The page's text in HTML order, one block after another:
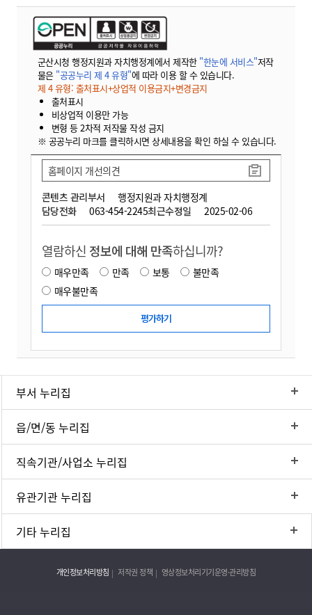
군산시청 행정지원과 자치행정계에서 제작한 "한눈에 서비스"저작
물은 "공공누리 제 4 유형"에 따라 이용 할 수 있습니다.
제 4 유형: 출처표시+상업적 이용금지+변경금지
출처표시
비상업적 이용만 가능
변형 등 2차적 저작물 작성 금지
※ 공공누리 마크를 클릭하시면 상세내용을 확인 하실 수 있습니다.
콘텐츠 관리부서
행정지원과 자치행정계
담당전화
063-454-2245최근수정일 2025-02-06
홈페이지 개선의견
열람하신 정보에 대해 만족하십니까?
매우만족 만족 보통
불만족
매우불만족
부서 누리집
읍/면/동 누리집
직속기관/사업소 누리집
유관기관 누리집
기타 누리집
개인정보처리방침 저작권 정책 영상정보처리기기운영·관리방침